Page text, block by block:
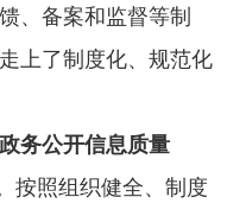
、备案和监督等制
上了制度化、规范化
务公开信息质量
按照组织健全、制度